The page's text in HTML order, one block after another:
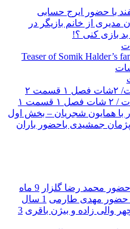
از خانم بازیگر در
بازی کنی ؟!
Teaser of Somik Halder’s
۱
همایون شجریان – بخش اول
جمشیدی باحضور باران
حضور محمد رضا گلزار 9 ماه
حضور مهدی طارمی 1 سال
والی زاده و بیژن باقری 3